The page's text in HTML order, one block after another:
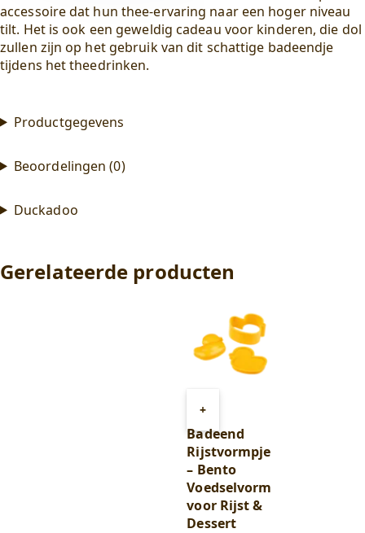
accessoire dat hun thee-ervaring naar een hoger niveau
tilt. Het is ook een geweldig cadeau voor kinderen, die dol
zullen zijn op het gebruik van dit schattige badeendje
tijdens het theedrinken.
Productgegevens
Beoordelingen (0)
Duckadoo
Gerelateerde producten
+
aan
winkelwagen
Badeend
Rijstvormpje
– Bento
Voedselvorm
voor Rijst &
Dessert